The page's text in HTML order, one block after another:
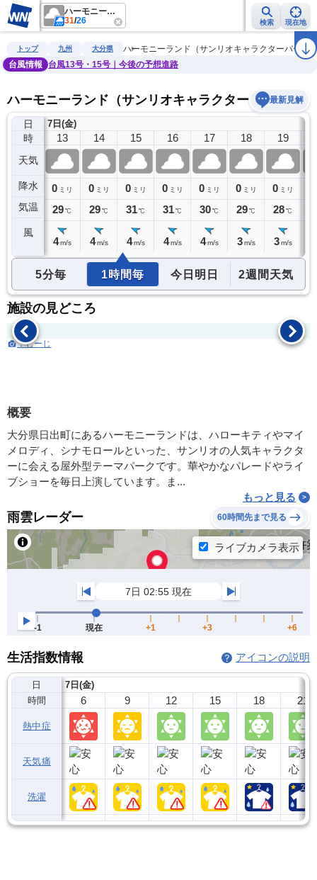
ハーモニーランド（サンリオキャラクターパーク）
31/26 検索 現在地
雨雲レーダー 台風情報 地震情報 警報・注意報 2週間天気 ラ
トップ 九州 大分県
ハーモニーランド（サンリオキャラクターパーク
台風情報
台風13号・15号｜今後の予想進路
ハーモニーランド（サンリオキャラクターパーク）の
最新見解
日
時
天気
降水
気温
風
7日(金)
12
1ミリ
27℃
13
0 ミリ
29℃
4 m/s
14
0 ミリ
29℃
4 m/s
15
0 ミリ
31℃
4 m/s
16
0 ミリ
31℃
4 m/s
17
0 ミリ
30℃
4 m/s
18
0 ミリ
29℃
3 m/s
19
0 ミリ
28℃
3 m/s
5分毎 1時間毎 今日明日 2週間天気
施設の見どころ
：じーじ
概要
大分県日出町にあるハーモニーランドは、ハローキティやマイ
メロディ、シナモロールといった、サンリオの人気キャラクタ
ーに会える屋外型テーマパークです。華やかなパレードやライ
ブショーを毎日上演しています。ま...
もっと見る
雨雲レーダー 60時間先まで見る
生活指数情報 アイコンの説明
日
時間
熱中症
天気痛
洗濯
7日(金)
6 9 12 15 18 21